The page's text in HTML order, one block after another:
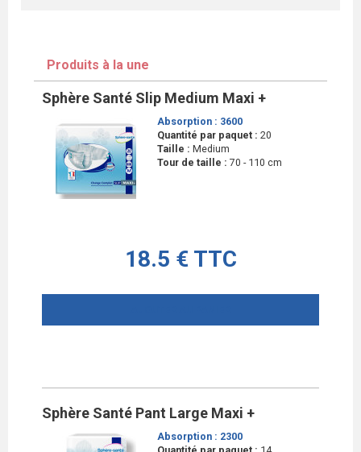
Produits à la une
Sphère Santé Slip Medium Maxi +
Absorption : 3600
Quantité par paquet : 20
Taille : Medium
Tour de taille : 70 - 110 cm
18.5 € TTC
Sphère Santé Pant Large Maxi +
Absorption : 2300